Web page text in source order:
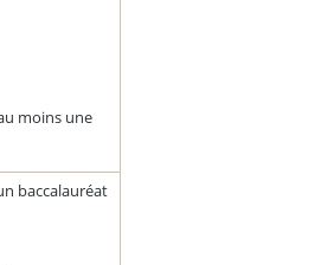
moins une
baccalauréat